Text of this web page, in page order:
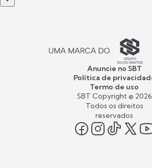
Anuncie no SBT
Política de
Termo de uso
SBT Copyright © 2026
Todos os direitos
reservados